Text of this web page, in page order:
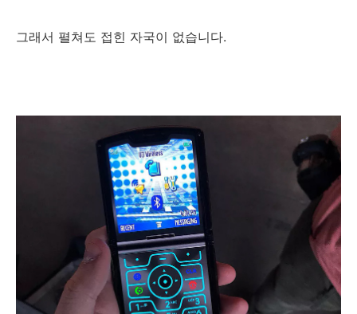
그래서 펼쳐도 접힌 자국이 없습니다.